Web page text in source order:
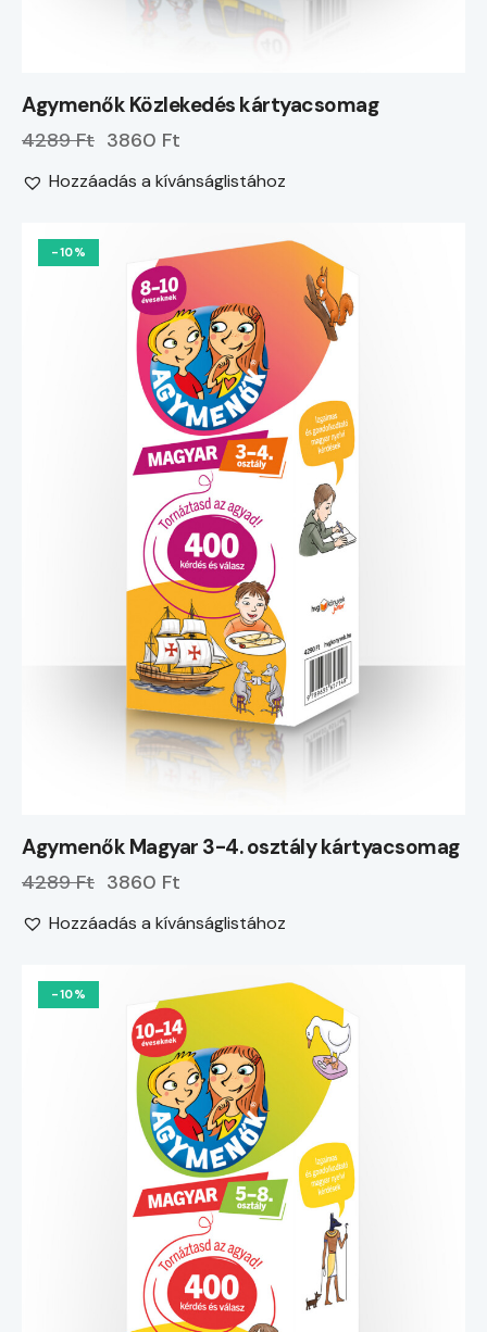
Agymenők Közlekedés kártyacsomag
4289 Ft 3860 Ft
Hozzáadás a kívánságlistához
-10%
Agymenők Magyar 3-4. osztály kártyacsomag
4289 Ft 3860 Ft
Hozzáadás a kívánságlistához
-10%